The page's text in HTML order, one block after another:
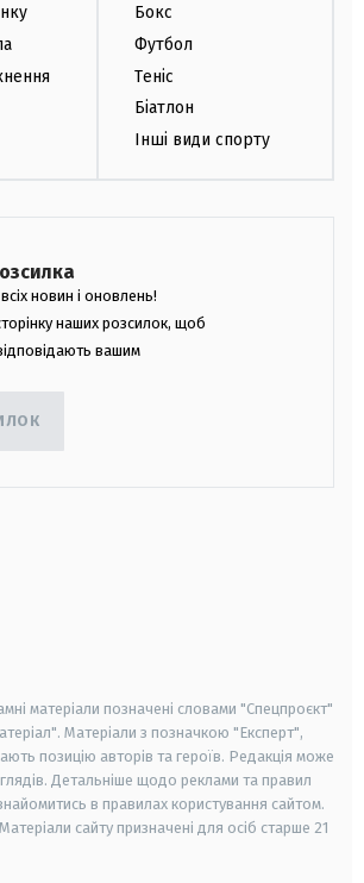
Бокс
Футбол
Теніс
Біатлон
Інші види спорту
новин і оновлень!
наших розсилок, щоб
вашим
матеріали позначені словами "Спецпроєкт"
Матеріали з позначкою "Експерт",
позицію авторів та героїв. Редакція може
Детальніше щодо реклами та правил
в правилах користування сайтом.
Матеріали сайту призначені для осіб старше 21